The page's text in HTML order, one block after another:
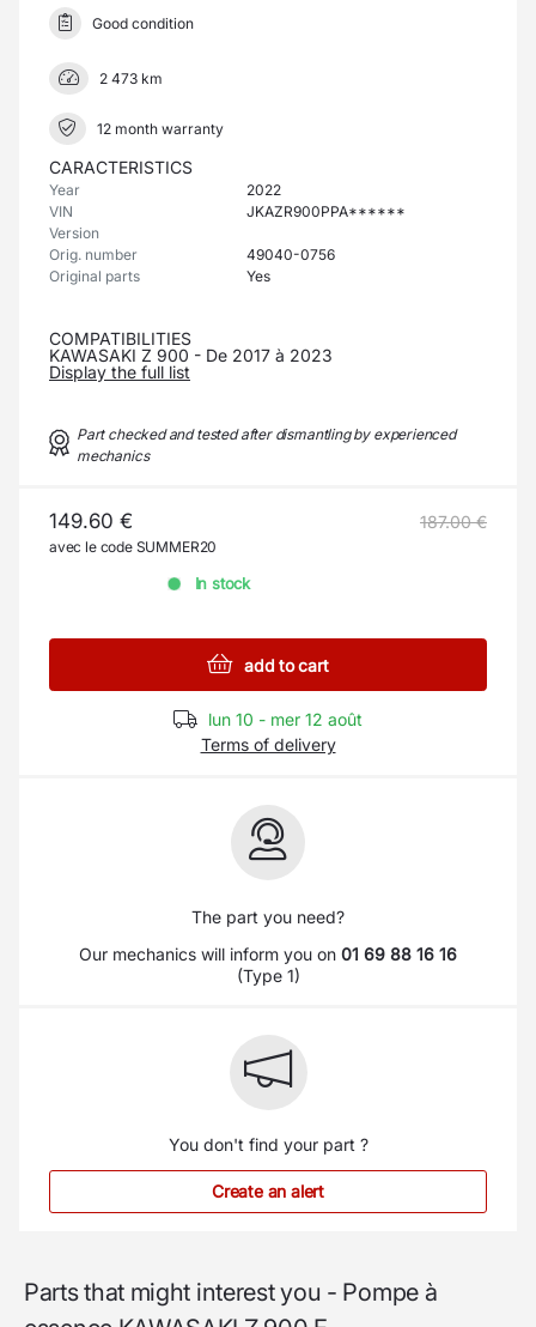
Good condition
2 473 km
12 month warranty
CARACTERISTICS
Year
2022
VIN
JKAZR900PPA******
Version
Orig. number
49040-0756
Original parts
Yes
COMPATIBILITIES
KAWASAKI Z 900 - De 2017 à 2023
Display the full list
Part checked and tested after dismantling by experienced
mechanics
149.60 € 187.00 €
avec le code SUMMER20
In stock
add to cart
lun 10 - mer 12 août
Terms of delivery
The part you need?
Our mechanics will inform you on 01 69 88 16 16
(Type 1)
You don't find your part ?
Create an alert
Parts that might interest you - Pompe à